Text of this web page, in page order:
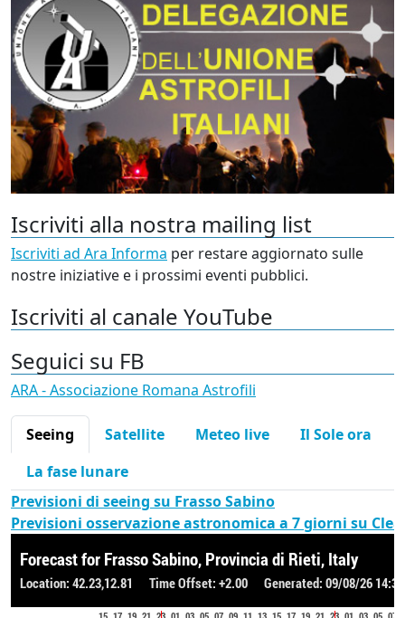
Iscriviti alla nostra mailing list
Iscriviti ad Ara Informa per restare aggiornato sulle
nostre iniziative e i prossimi eventi pubblici.
Iscriviti al canale YouTube
Seguici su FB
ARA - Associazione Romana Astrofili
Seeing Satellite Meteo live
Il Sole ora
La fase lunare
Previsioni di seeing su Frasso Sabino
Previsioni osservazione astronomica a 7 giorni su